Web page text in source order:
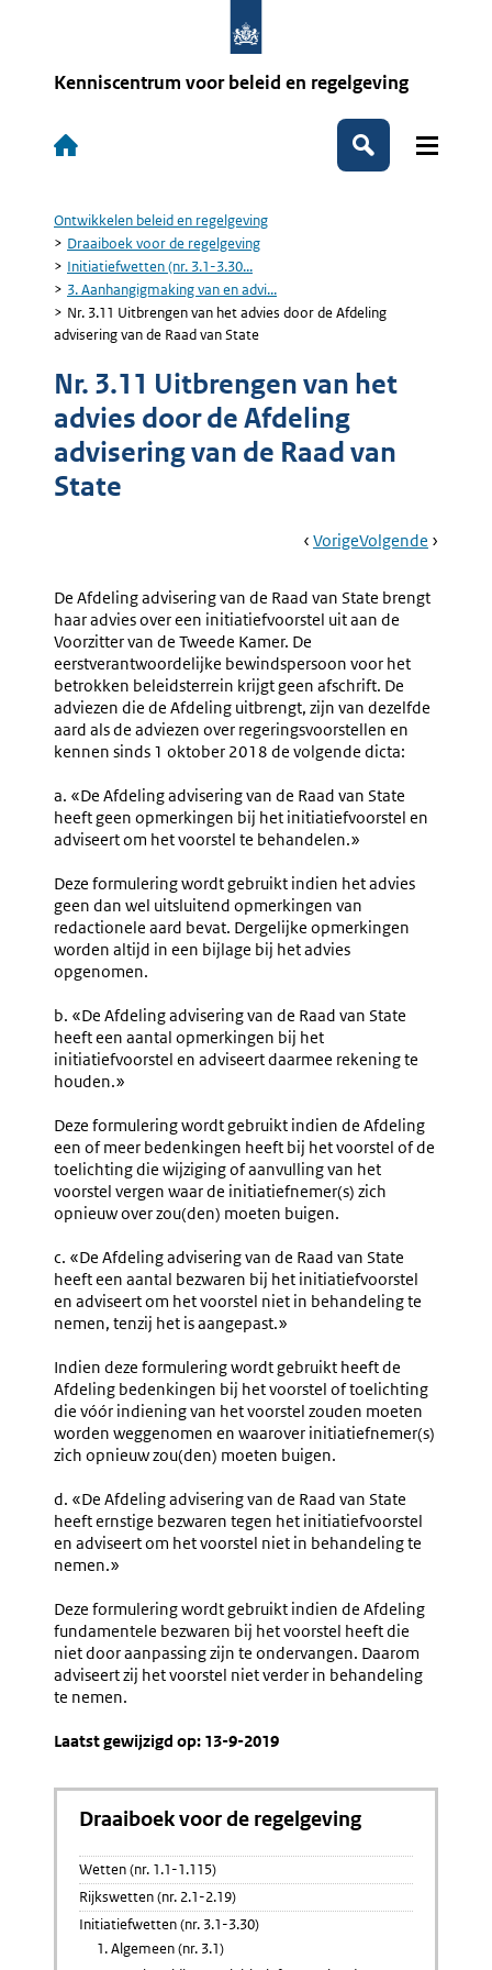
Kenniscentrum voor beleid en regelgeving
Hoofdnavigatie
Zoeken
Kruimelpad
Ontwikkelen beleid en regelgeving
Draaiboek voor de regelgeving
Initiatiefwetten (nr. 3.1-3.30...
3. Aanhangigmaking van en advi...
Nr. 3.11 Uitbrengen van het advies door de Afdeling
advisering van de Raad van State
Nr. 3.11 Uitbrengen van het
advies door de Afdeling
advisering van de Raad van
State
Book
Ga
VorigePagina:
Aanhangigmaking
Van
Adviesaanvraag
Bij
De
Afdeling
Advisering
De
Raad
Ga
Volgende Pagina:
Het
De Afdeling advisering van de Raad van State brengt
haar advies over een initiatiefvoorstel uit aan de
Voorzitter van de Tweede Kamer. De
eerstverantwoordelijke bewindspersoon voor het
betrokken beleidsterrein krijgt geen afschrift. De
adviezen die de Afdeling uitbrengt, zijn van dezelfde
aard als de adviezen over regeringsvoorstellen en
kennen sinds 1 oktober 2018 de volgende dicta:
a. «De Afdeling advisering van de Raad van State
heeft geen opmerkingen bij het initiatiefvoorstel en
adviseert om het voorstel te behandelen.»
Deze formulering wordt gebruikt indien het advies
geen dan wel uitsluitend opmerkingen van
redactionele aard bevat. Dergelijke opmerkingen
worden altijd in een bijlage bij het advies
opgenomen.
b. «De Afdeling advisering van de Raad van State
heeft een aantal opmerkingen bij het
initiatiefvoorstel en adviseert daarmee rekening te
houden.»
Deze formulering wordt gebruikt indien de Afdeling
een of meer bedenkingen heeft bij het voorstel of de
toelichting die wijziging of aanvulling van het
voorstel vergen waar de initiatiefnemer(s) zich
opnieuw over zou(den) moeten buigen.
c. «De Afdeling advisering van de Raad van State
heeft een aantal bezwaren bij het initiatiefvoorstel
en adviseert om het voorstel niet in behandeling te
nemen, tenzij het is aangepast.»
Indien deze formulering wordt gebruikt heeft de
Afdeling bedenkingen bij het voorstel of toelichting
die vóór indiening van het voorstel zouden moeten
worden weggenomen en waarover initiatiefnemer(s)
zich opnieuw zou(den) moeten buigen.
d. «De Afdeling advisering van de Raad van State
heeft ernstige bezwaren tegen het initiatiefvoorstel
en adviseert om het voorstel niet in behandeling te
nemen.»
Deze formulering wordt gebruikt indien de Afdeling
fundamentele bezwaren bij het voorstel heeft die
niet door aanpassing zijn te ondervangen. Daarom
adviseert zij het voorstel niet verder in behandeling
te nemen.
Laatst gewijzigd op: 13-9-2019
Draaiboek voor de regelgeving
Wetten (nr. 1.1-1.115)
Rijkswetten (nr. 2.1-2.19)
Initiatiefwetten (nr. 3.1-3.30)
1. Algemeen (nr. 3.1)